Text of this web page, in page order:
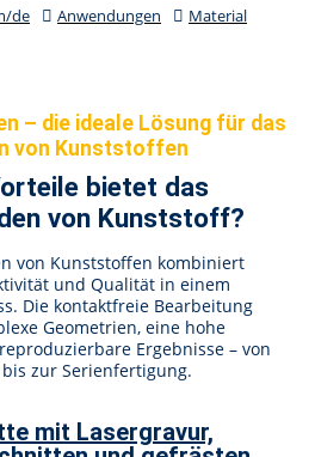
de Anwendungen
Material
– die ideale Lösung für das
von Kunststoffen
bietet das
von Kunststoff?
von Kunststoffen kombiniert
und Qualität in einem
Die kontaktfreie Bearbeitung
Geometrien, eine hohe
Ergebnisse – von
zur Serienfertigung.